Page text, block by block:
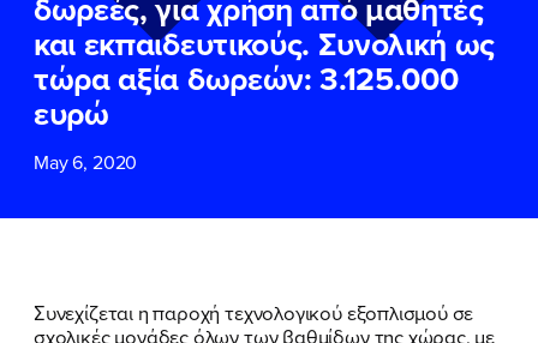
και εκπαιδευτικούς. Συνολική ως
τώρα αξία δωρεών: 3.125.000
ευρώ
May 6, 2020
Συνεχίζεται η παροχή τεχνολογικού εξοπλισμού σε
σχολικές μονάδες όλων των βαθμίδων της χώρας, με
ΕΠΙΘΕΤΟ*
ΤΗΛΕΦΩΝΟ
Δεδομένων
και τους τους
Χρήσηςτου δικτυακού τόπου του
ΕΠΙΘΕΤΟ*
ΤΗΛΕΦΩΝΟ
Δεδομένων
και τους τους
Χρήσηςτου δικτυακού τόπου του